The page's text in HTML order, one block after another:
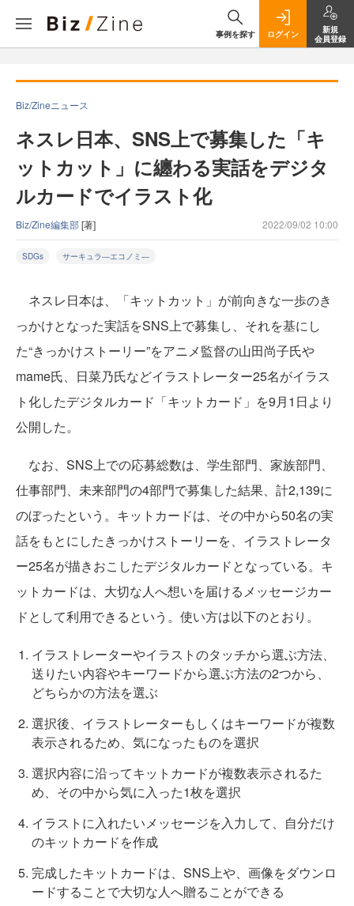
事例を探す ログイン
新規
会員登録
Biz/Zineニュース
ネスレ日本、SNS上で募集した「キ
ットカット」に纏わる実話をデジタ
ルカードでイラスト化
Biz/Zine編集部[著] 2022/09/02 10:00
SDGs サーキュラ―エコノミ―
ネスレ日本は、「キットカット」が前向きな一歩のき
っかけとなった実話をSNS上で募集し、それを基にし
た“きっかけストーリー”をアニメ監督の山田尚子氏や
mame氏、日菜乃氏などイラストレーター25名がイラス
ト化したデジタルカード「キットカード」を9月1日より
公開した。
なお、SNS上での応募総数は、学生部門、家族部門、
仕事部門、未来部門の4部門で募集した結果、計2,139に
のぼったという。キットカードは、その中から50名の実
話をもとにしたきっかけストーリーを、イラストレータ
ー25名が描きおこしたデジタルカードとなっている。キ
ットカードは、大切な人へ想いを届けるメッセージカー
ドとして利用できるという。使い方は以下のとおり。
イラストレーターやイラストのタッチから選ぶ方法、
送りたい内容やキーワードから選ぶ方法の2つから、
どちらかの方法を選ぶ
選択後、イラストレーターもしくはキーワードが複数
表示されるため、気になったものを選択
選択内容に沿ってキットカードが複数表示されるた
め、その中から気に入った1枚を選択
イラストに入れたいメッセージを入力して、自分だけ
のキットカードを作成
完成したキットカードは、SNS上や、画像をダウンロ
ードすることで大切な人へ贈ることができる